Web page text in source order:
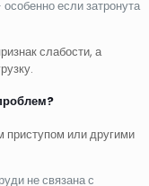
если затронута
слабости, а
приступом или другими
не связана с